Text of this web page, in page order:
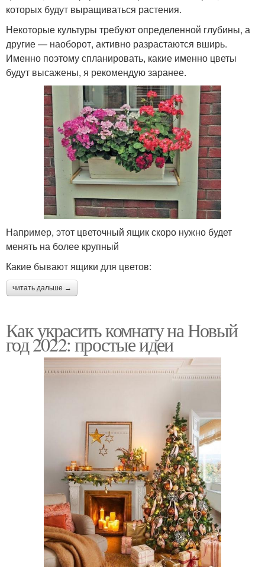
которых будут выращиваться растения.
Некоторые культуры требуют определенной глубины, а
другие — наоборот, активно разрастаются вширь.
Именно поэтому спланировать, какие именно цветы
будут высажены, я рекомендую заранее.
Например, этот цветочный ящик скоро нужно будет
менять на более крупный
Какие бывают ящики для цветов:
читать дальше →
Как украсить комнату на Новый
год 2022: простые идеи